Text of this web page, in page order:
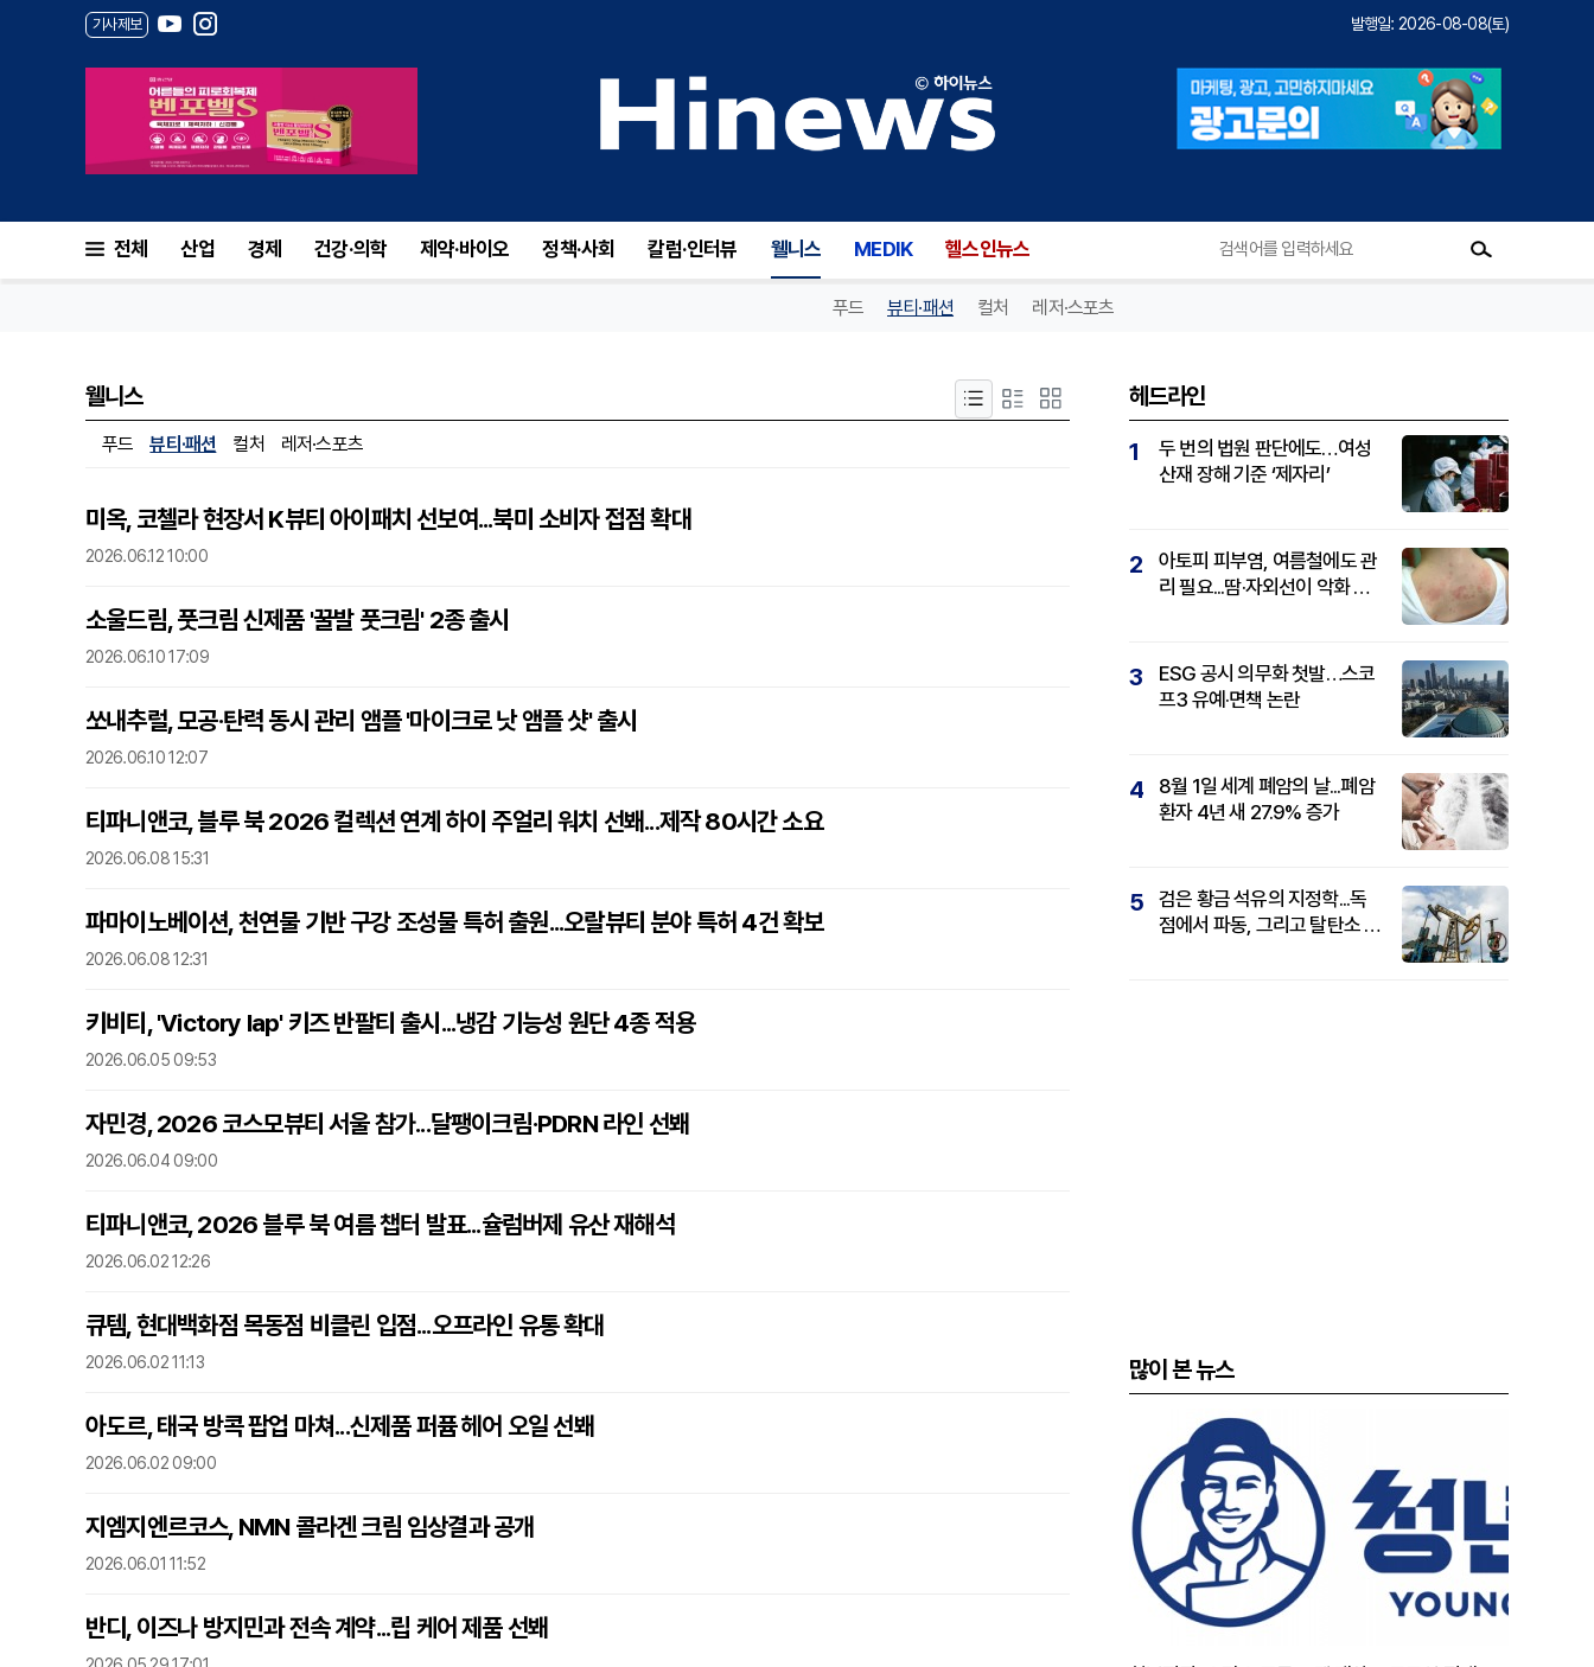
기사제보 발행일: 2026-08-08(토)
전체 산업 경제 건강·의학 제약·바이오 정책·사회 칼럼·인터뷰 웰니스 MEDIK 헬스인뉴스
푸드 뷰티·패션 컬처 레저·스포츠
웰니스
푸드 뷰티·패션 컬처 레저·스포츠
미옥, 코첼라 현장서 K뷰티 아이패치 선보여...북미 소비자 접점 확대
2026.06.12 10:00
소울드림, 풋크림 신제품 '꿀발 풋크림' 2종 출시
2026.06.10 17:09
쏘내추럴, 모공·탄력 동시 관리 앰플 '마이크로 낫 앰플 샷' 출시
2026.06.10 12:07
티파니앤코, 블루 북 2026 컬렉션 연계 하이 주얼리 워치 선봬...제작 80시간 소요
2026.06.08 15:31
파마이노베이션, 천연물 기반 구강 조성물 특허 출원...오랄뷰티 분야 특허 4건 확보
2026.06.08 12:31
키비티, 'Victory lap' 키즈 반팔티 출시...냉감 기능성 원단 4종 적용
2026.06.05 09:53
자민경, 2026 코스모뷰티 서울 참가...달팽이크림·PDRN 라인 선봬
2026.06.04 09:00
티파니앤코, 2026 블루 북 여름 챕터 발표...슐럼버제 유산 재해석
2026.06.02 12:26
큐템, 현대백화점 목동점 비클린 입점...오프라인 유통 확대
2026.06.02 11:13
아도르, 태국 방콕 팝업 마쳐...신제품 퍼퓸 헤어 오일 선봬
2026.06.02 09:00
지엠지엔르코스, NMN 콜라겐 크림 임상결과 공개
2026.06.01 11:52
반디, 이즈나 방지민과 전속 계약...립 케어 제품 선봬
헤드라인
1
두 번의 법원 판단에도…여성
산재 장해 기준 ‘제자리’
2
아토피 피부염, 여름철에도 관
리 필요...땀·자외선이 악화 요
3
ESG 공시 의무화 첫발…스코
프3 유예·면책 논란
4
8월 1일 세계 폐암의 날...폐암
환자 4년 새 27.9% 증가
5
검은 황금 석유의 지정학...독
점에서 파동, 그리고 탈탄소 패
많이 본 뉴스